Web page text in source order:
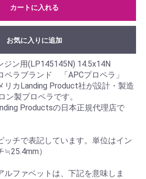
カートに入れる
お気に入りに追加
ン用(LP145145N) 14.5x14N
ペラブランド 「APCプロペラ」
リカLanding Product社が設計・製造
ン製プロペラです。
Productsの日本正規代理店で
ッチで表記しています。単位はイン
≒25.4mm）
ルファベットは、下記を意味しま